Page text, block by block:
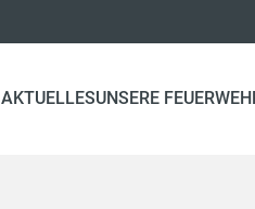
AKTUELLESUNSERE